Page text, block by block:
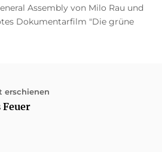
Assembly von Milo Rau und
Dokumentarfilm "Die grüne
erschienen
Feuer